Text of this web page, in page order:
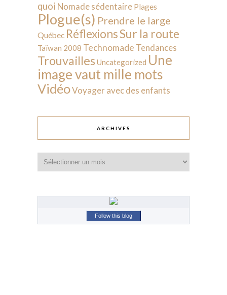
quoi Nomade sédentaire Plages
Plogue(s) Prendre le large
Québec RéflexionsSur la route
Taïwan 2008 Technomade Tendances
Trouvailles Uncategorized Une
image vaut mille mots
VidéoVoyager avec des enfants
ARCHIVES
Follow this blog